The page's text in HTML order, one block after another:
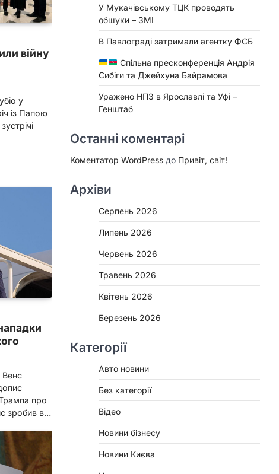
війну
у
із Папою
про
зробив в…
У Мукачівському ТЦК проводять
обшуки – ЗМІ
В Павлограді затримали агентку ФСБ
Спільна пресконференція Андрія
Сибіги та Джейхуна Байрамова
Уражено НПЗ в Ярославлі та Уфі –
Генштаб
Останні коментарі
Коментатор WordPress до Привіт, світ!
Архіви
Серпень 2026
Липень 2026
Червень 2026
Травень 2026
Квітень 2026
Березень 2026
Категорії
Авто новини
Без категорії
Відео
Новини бізнесу
Новини Києва